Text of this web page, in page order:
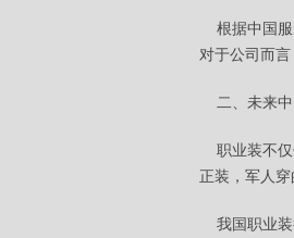
根据中国服
对于公司而言
二、未来中
职业装不仅
正装，军人
我国职业装